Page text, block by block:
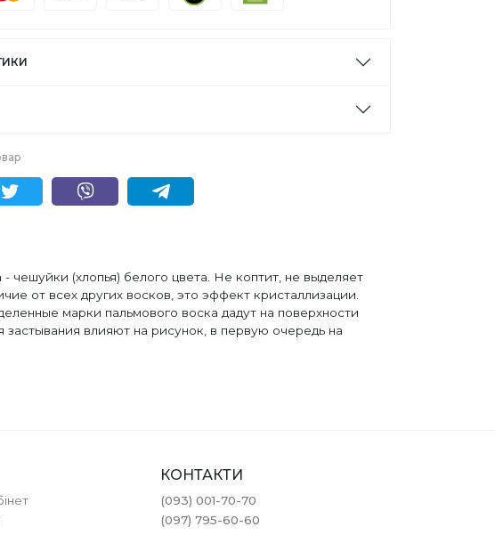
чешуйки (хлопья) белого цвета. Не коптит, не выделяет
от всех других восков, это эффект кристаллизации.
марки пальмового воска дадут на поверхности
влияют на рисунок, в первую очередь на
КОНТАКТИ
(093) 001-70-70
(097) 795-60-60